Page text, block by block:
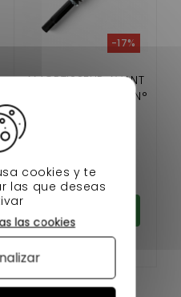
AMORTISSEUR AVANT
DUÉ 2 P85 / SELON N°
-17%
En stock
cookies y te
las que deseas
las cookies